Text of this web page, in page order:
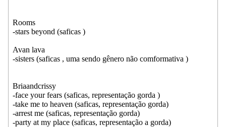
Rooms
-stars beyond (saficas )
Avan lava
-sisters (saficas , uma sendo gênero não comformativa )
Briaandcrissy
-face your fears (saficas, representação gorda )
-take me to heaven (saficas, representação gorda)
-arrest me (saficas, representação gorda)
-party at my place (saficas, representação a gorda)